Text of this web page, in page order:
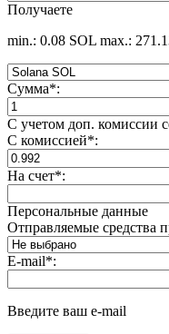
Получаете
min.: 0.08 SOL max.:
Сумма*:
С учетом доп. комиссии
С комиссией*:
На счет*:
Персональные данные
Отправляемые средства
E-mail*:
Введите ваш e-mail